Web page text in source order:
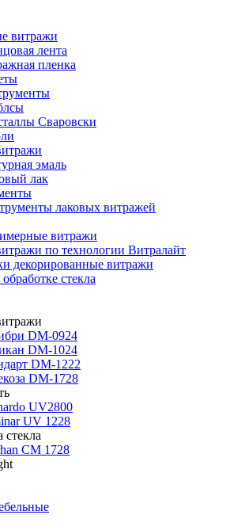
витражи
лента
пленка
Сваровски
эмаль
лак
лаковых витражей
витражи
по технологии Витралайт
декорированные витражи
стекла
DM-0924
DM-1024
DM-1222
DM-1728
UV2800
UV 1228
стекла
CM 1728